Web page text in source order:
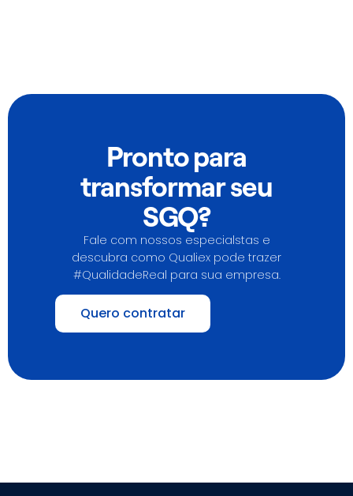
Pronto para
transformar seu
SGQ?
Fale com nossos especialstas e
descubra como Qualiex pode trazer
#QualidadeReal para sua empresa.
Quero contratar